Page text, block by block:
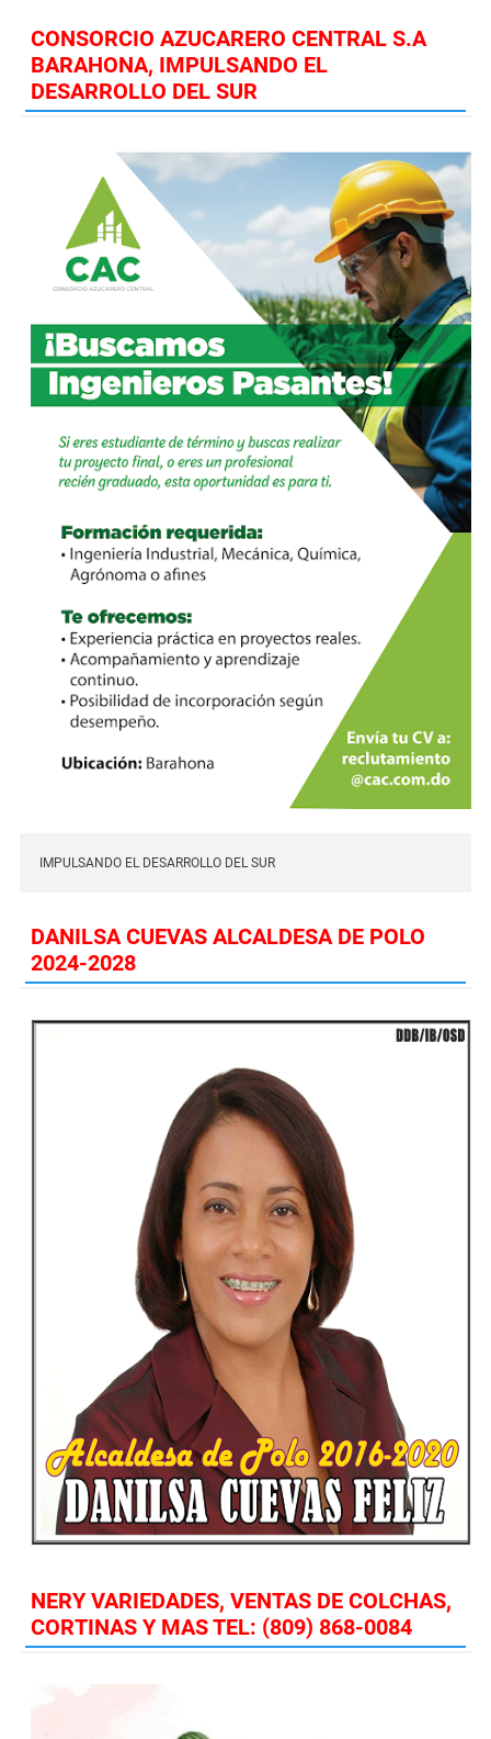
CONSORCIO AZUCARERO CENTRAL S.A
BARAHONA, IMPULSANDO EL
DESARROLLO DEL SUR
IMPULSANDO EL DESARROLLO DEL SUR
DANILSA CUEVAS ALCALDESA DE POLO
2024-2028
NERY VARIEDADES, VENTAS DE COLCHAS,
CORTINAS Y MAS TEL: (809) 868-0084